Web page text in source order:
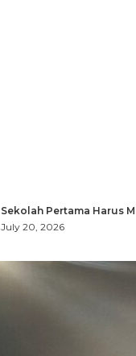
Sekolah Pertama Harus
July 20, 2026